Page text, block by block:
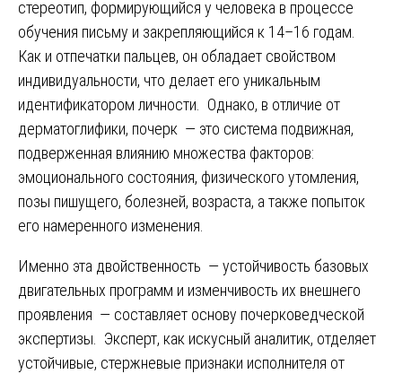
стереотип, формирующийся у человека в процессе
обучения письму и закрепляющийся к 14–16 годам.
Как и отпечатки пальцев, он обладает свойством
индивидуальности, что делает его уникальным
идентификатором личности. Однако, в отличие от
дерматоглифики, почерк — это система подвижная,
подверженная влиянию множества факторов:
эмоционального состояния, физического утомления,
позы пишущего, болезней, возраста, а также попыток
его намеренного изменения.
Именно эта двойственность — устойчивость базовых
двигательных программ и изменчивость их внешнего
проявления — составляет основу почерковедческой
экспертизы. Эксперт, как искусный аналитик, отделяет
устойчивые, стержневые признаки исполнителя от